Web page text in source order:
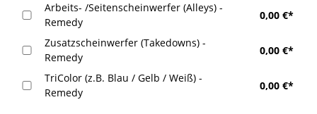
Arbeits- /Seitenscheinwerfer (Alleys) -
Remedy
0,00 €*
Zusatzscheinwerfer (Takedowns) -
Remedy
0,00 €*
TriColor (z.B. Blau / Gelb / Weiß) -
Remedy
0,00 €*